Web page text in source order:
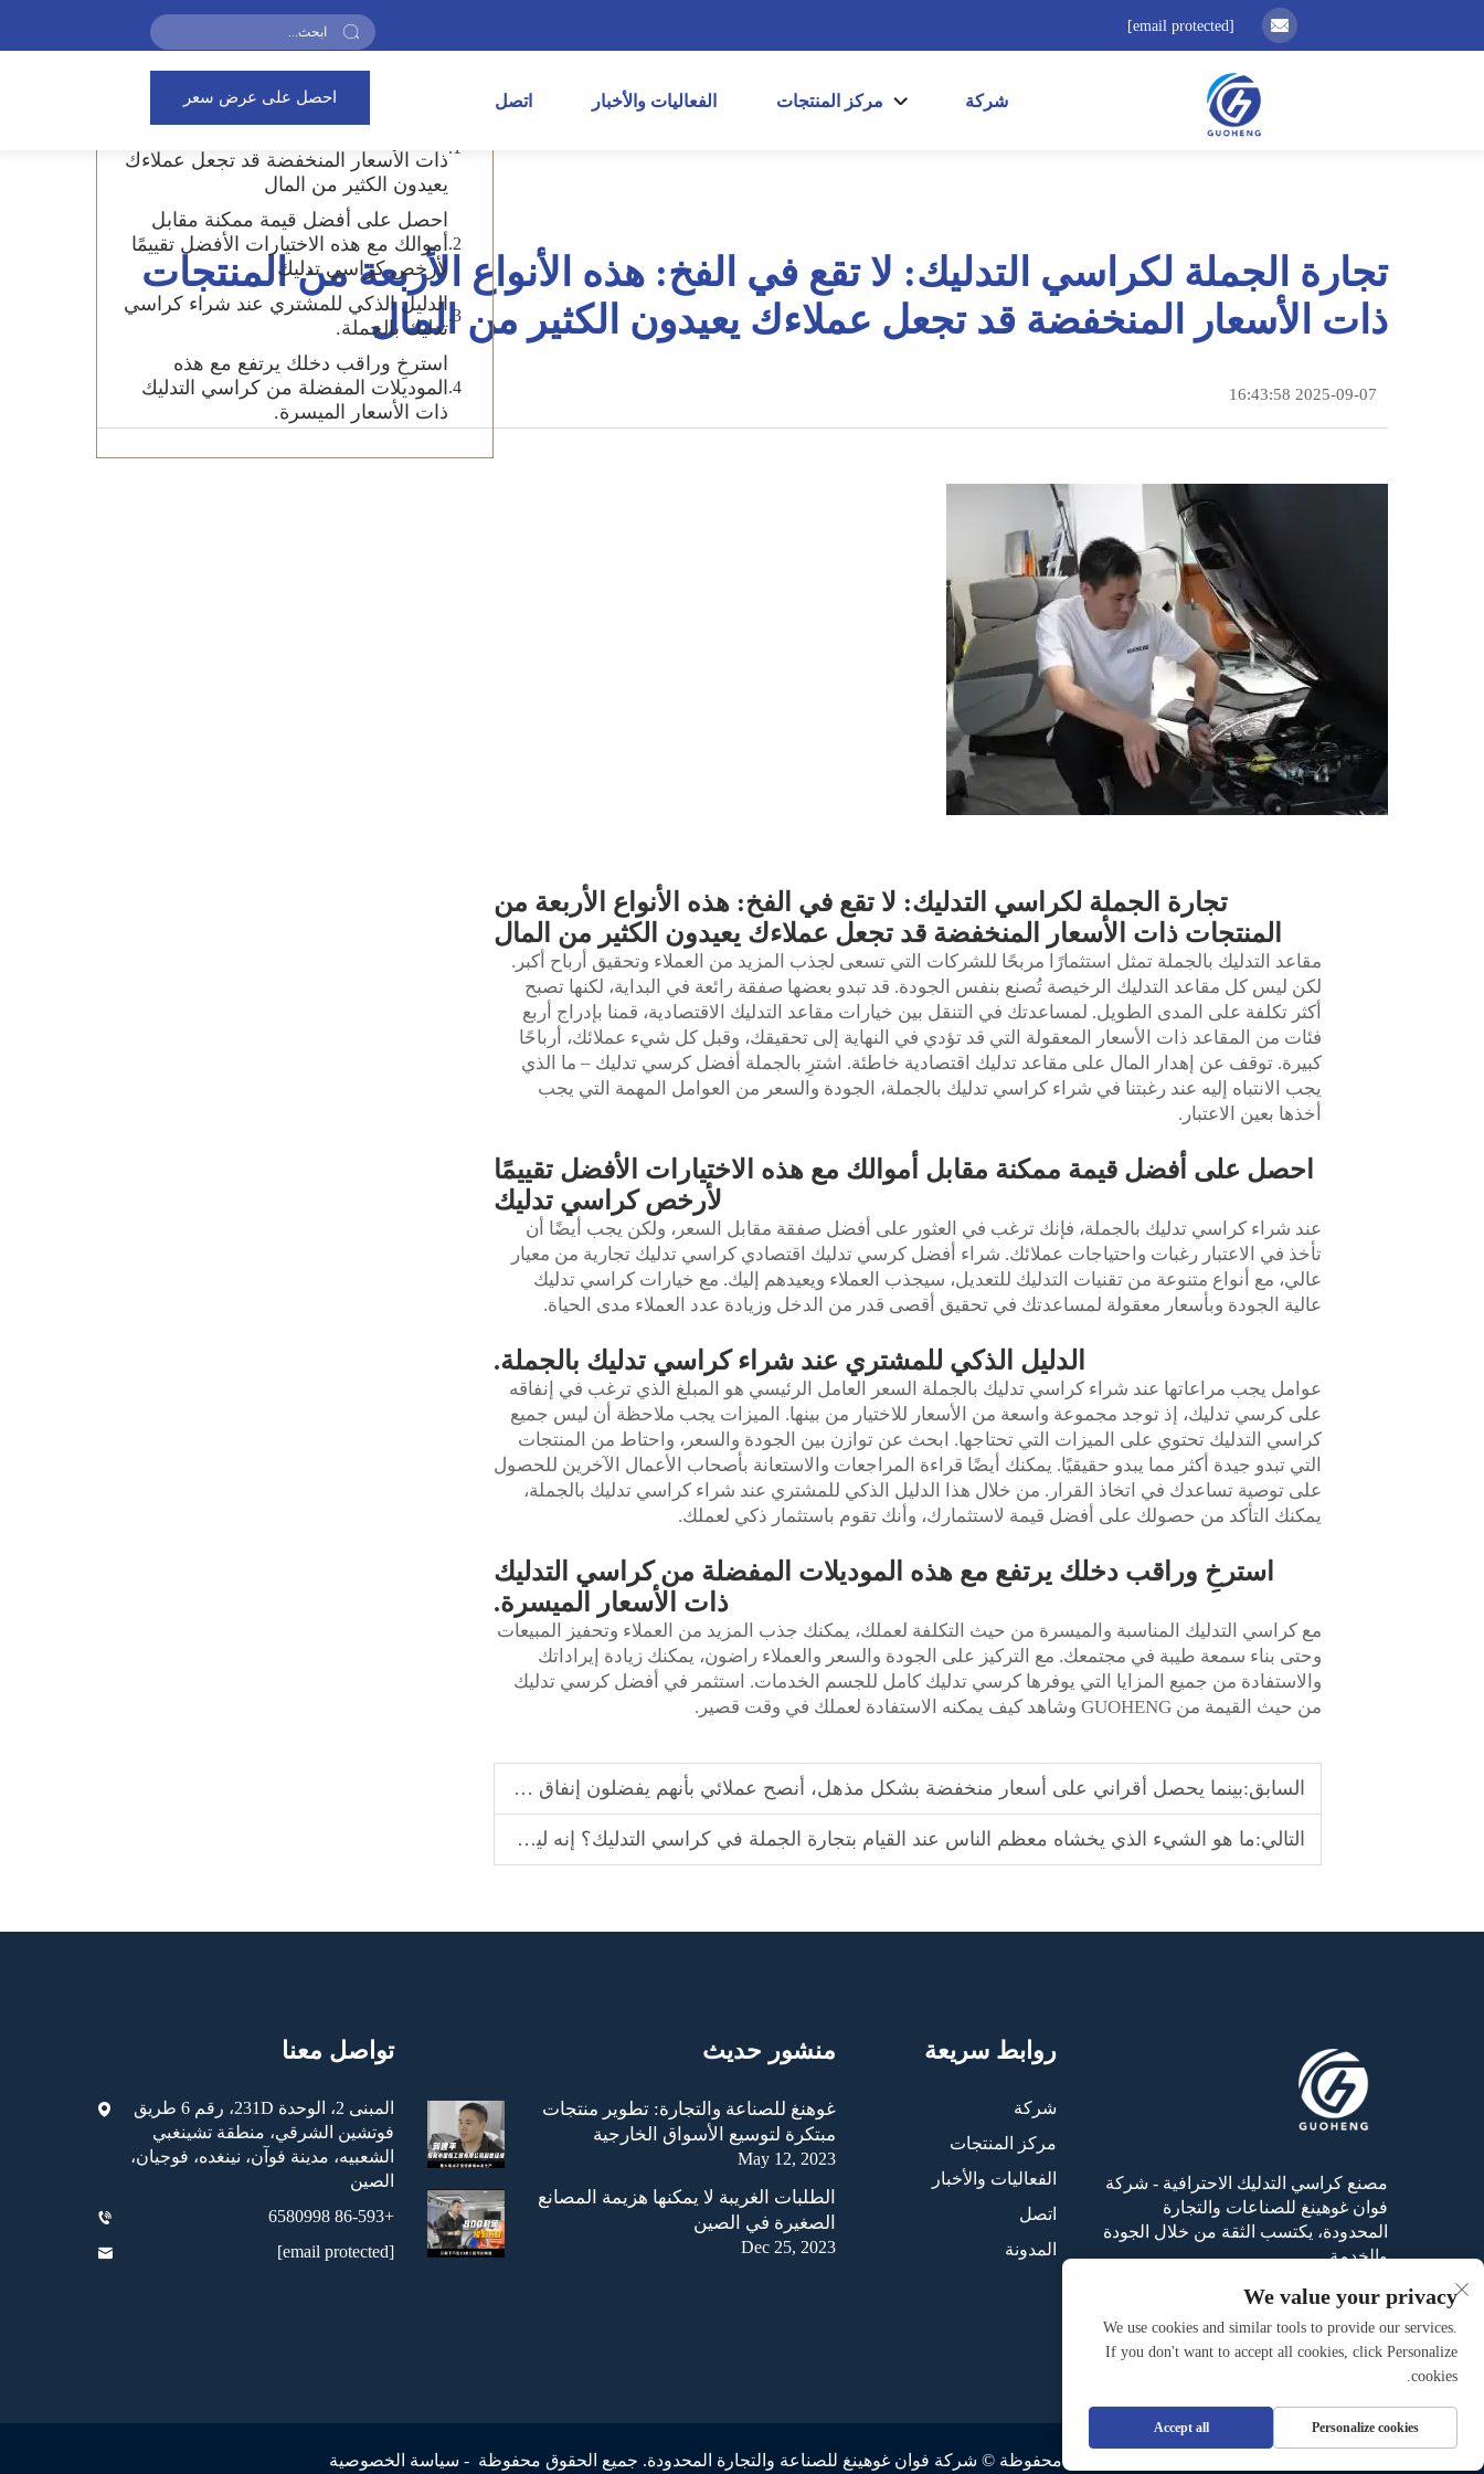
[email protected]
شركة مركز المنتجات الفعاليات والأخبار اتصل احصل على عرض سعر
تجارة الجملة لكراسي التدليك: لا تقع في الفخ: هذه الأنواع الأربعة من المنتجات
ذات الأسعار المنخفضة قد تجعل عملاءك يعيدون الكثير من المال
2025-09-07 16:43:58
تجارة الجملة لكراسي التدليك: لا تقع في الفخ: هذه الأنواع الأربعة من
المنتجات ذات الأسعار المنخفضة قد تجعل عملاءك يعيدون الكثير من المال
مقاعد التدليك بالجملة تمثل استثمارًا مربحًا للشركات التي تسعى لجذب المزيد من العملاء وتحقيق أرباح أكبر.
لكن ليس كل مقاعد التدليك الرخيصة تُصنع بنفس الجودة. قد تبدو بعضها صفقة رائعة في البداية، لكنها تصبح
أكثر تكلفة على المدى الطويل. لمساعدتك في التنقل بين خيارات مقاعد التدليك الاقتصادية، قمنا بإدراج أربع
فئات من المقاعد ذات الأسعار المعقولة التي قد تؤدي في النهاية إلى تحقيقك، وقبل كل شيء عملائك، أرباحًا
كبيرة. توقف عن إهدار المال على مقاعد تدليك اقتصادية خاطئة. اشترِ بالجملة أفضل كرسي تدليك – ما الذي
يجب الانتباه إليه عند رغبتنا في شراء كراسي تدليك بالجملة، الجودة والسعر من العوامل المهمة التي يجب
أخذها بعين الاعتبار.
احصل على أفضل قيمة ممكنة مقابل أموالك مع هذه الاختيارات الأفضل تقييمًا
لأرخص كراسي تدليك
عند شراء كراسي تدليك بالجملة، فإنك ترغب في العثور على أفضل صفقة مقابل السعر، ولكن يجب أيضًا أن
تأخذ في الاعتبار رغبات واحتياجات عملائك. شراء أفضل كرسي تدليك اقتصادي كراسي تدليك تجارية من معيار
عالي، مع أنواع متنوعة من تقنيات التدليك للتعديل، سيجذب العملاء ويعيدهم إليك. مع خيارات كراسي تدليك
عالية الجودة وبأسعار معقولة لمساعدتك في تحقيق أقصى قدر من الدخل وزيادة عدد العملاء مدى الحياة.
الدليل الذكي للمشتري عند شراء كراسي تدليك بالجملة.
عوامل يجب مراعاتها عند شراء كراسي تدليك بالجملة السعر العامل الرئيسي هو المبلغ الذي ترغب في إنفاقه
على كرسي تدليك، إذ توجد مجموعة واسعة من الأسعار للاختيار من بينها. الميزات يجب ملاحظة أن ليس جميع
كراسي التدليك تحتوي على الميزات التي تحتاجها. ابحث عن توازن بين الجودة والسعر، واحتاط من المنتجات
التي تبدو جيدة أكثر مما يبدو حقيقيًا. يمكنك أيضًا قراءة المراجعات والاستعانة بأصحاب الأعمال الآخرين للحصول
على توصية تساعدك في اتخاذ القرار. من خلال هذا الدليل الذكي للمشتري عند شراء كراسي تدليك بالجملة،
يمكنك التأكد من حصولك على أفضل قيمة لاستثمارك، وأنك تقوم باستثمار ذكي لعملك.
استرخِ وراقب دخلك يرتفع مع هذه الموديلات المفضلة من كراسي التدليك
ذات الأسعار الميسرة.
مع كراسي التدليك المناسبة والميسرة من حيث التكلفة لعملك، يمكنك جذب المزيد من العملاء وتحفيز المبيعات
وحتى بناء سمعة طيبة في مجتمعك. مع التركيز على الجودة والسعر والعملاء راضون، يمكنك زيادة إيراداتك
والاستفادة من جميع المزايا التي يوفرها كرسي تدليك كامل للجسم الخدمات. استثمر في أفضل كرسي تدليك
من حيث القيمة من GUOHENG وشاهد كيف يمكنه الاستفادة لعملك في وقت قصير.
السابق:بينما يحصل أقراني على أسعار منخفضة بشكل مذهل، أنصح عملائي بأنهم يفضلون إنفاق 10 بالمائة أكثر على المنتجات الصحيحة
التالي:ما هو الشيء الذي يخشاه معظم الناس عند القيام بتجارة الجملة في كراسي التدليك؟ إنه ليس نقص الزبائن، بل اختيار المصنع الخاطئ!
جدول المحتويات
تجارة الجملة لكراسي التدليك: لا تقع في
ذات الأسعار المنخفضة قد تجعل عملاءك
يعيدون الكثير من المال
احصل على أفضل قيمة ممكنة مقابل
أموالك مع هذه الاختيارات الأفضل تقييمًا
لأرخص كراسي تدليك
الدليل الذكي للمشتري عند شراء كراسي
تدليك بالجملة.
استرخِ وراقب دخلك يرتفع مع هذه
الموديلات المفضلة من كراسي التدليك
ذات الأسعار الميسرة.
مصنع كراسي التدليك الاحترافية - شركة
فوان غوهينغ للصناعات والتجارة
المحدودة، يكتسب الثقة من خلال الجودة
والخدمة.
روابط سريعة
شركة
مركز المنتجات
الفعاليات والأخبار
اتصل
المدونة
منشور حديث
غوهنغ للصناعة والتجارة: تطوير منتجات
مبتكرة لتوسيع الأسواق الخارجية
May 12, 2023
الطلبات الغريبة لا يمكنها هزيمة المصانع
الصغيرة في الصين
Dec 25, 2023
تواصل معنا
المبنى 2، الوحدة 231D، رقم 6 طريق
فوتشين الشرقي، منطقة تشينغبي
الشعبيه، مدينة فوآن، نينغده، فوجيان،
الصين
+86-593 6580998
[email protected]
حقوق النسخ محفوظة © شركة فوان غوهينغ للصناعة والتجارة المحدودة. جميع الحقوق محفوظة - سياسة الخصوصية
We value your privacy
We use cookies and similar tools to provide our services.
If you don't want to accept all cookies, click Personalize
cookies.
Personalize cookies
Accept all